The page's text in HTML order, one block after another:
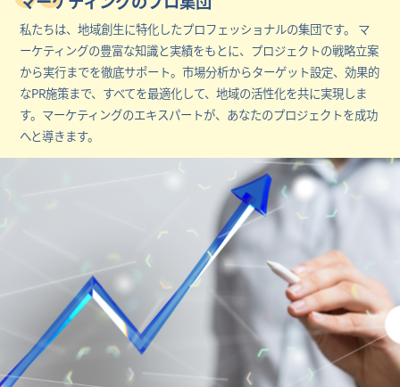
私たちは、地域創生に特化したプロフェッショナルの集団です。 マ
ーケティングの豊富な知識と実績をもとに、プロジェクトの戦略立案
から実行までを徹底サポート。市場分析からターゲット設定、効果的
なPR施策まで、すべてを最適化して、地域の活性化を共に実現しま
す。マーケティングのエキスパートが、あなたのプロジェクトを成功
へと導きます。